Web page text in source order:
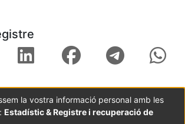
Metadades
la vostra informació personal amb les
Estadístic & Registre i recuperació de